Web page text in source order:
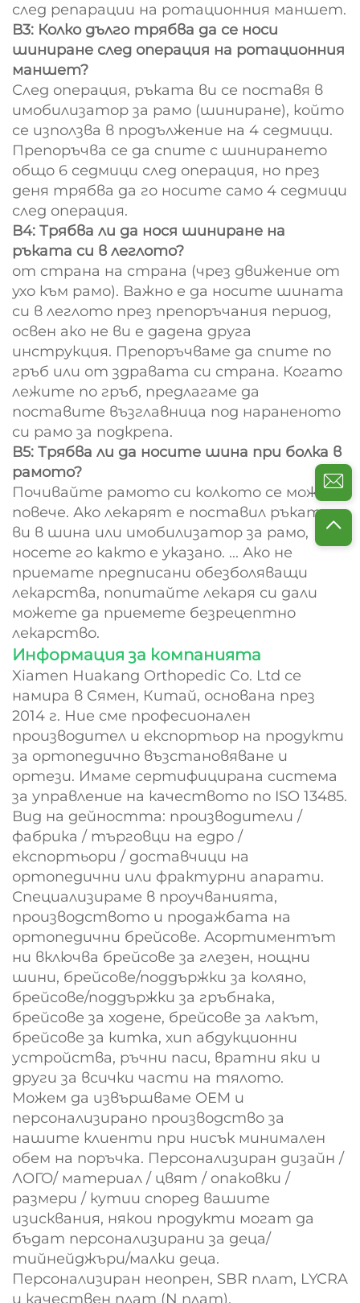
след репарации на ротационния маншет.
В3: Колко дълго трябва да се носи
шиниране след операция на ротационния
маншет?
След операция, ръката ви се поставя в
имобилизатор за рамо (шиниране), който
се използва в продължение на 4 седмици.
Препоръчва се да спите с шинирането
общо 6 седмици след операция, но през
деня трябва да го носите само 4 седмици
след операция.
В4: Трябва ли да нося шиниране на
ръката си в леглото?
от страна на страна (чрез движение от
ухо към рамо). Важно е да носите шината
си в леглото през препоръчания период,
освен ако не ви е дадена друга
инструкция. Препоръчваме да спите по
гръб или от здравата си страна. Когато
лежите по гръб, предлагаме да
поставите възглавница под нараненото
си рамо за подкрепа.
В5: Трябва ли да носите шина при болка в
рамото?
Почивайте рамото си колкото се може
повече. Ако лекарят е поставил ръката
ви в шина или имобилизатор за рамо,
носете го както е указано. ... Ако не
приемате предписани обезболяващи
лекарства, попитайте лекаря си дали
можете да приемете безрецептно
лекарство.
Информация за компанията
Xiamen Huakang Orthopedic Co. Ltd се
намира в Сямен, Китай, основана през
2014 г. Ние сме професионален
производител и експортьор на продукти
за ортопедично възстановяване и
ортези. Имаме сертифицирана система
за управление на качеството по ISO 13485.
Вид на дейността: производители /
фабрика / търговци на едро /
експортьори / доставчици на
ортопедични или фрактурни апарати.
Специализираме в проучванията,
производството и продажбата на
ортопедични брейсове. Асортиментът
ни включва брейсове за глезен, нощни
шини, брейсове/поддържки за коляно,
брейсове/поддържки за гръбнака,
брейсове за ходене, брейсове за лакът,
брейсове за китка, хип абдукционни
устройства, ръчни паси, вратни яки и
други за всички части на тялото.
Можем да извършваме OEM и
персонализирано производство за
нашите клиенти при нисък минимален
обем на поръчка. Персонализиран дизайн /
ЛОГО/ материал / цвят / опаковки /
размери / кутии според вашите
изисквания, някои продукти могат да
бъдат персонализирани за деца/
тийнейджъри/малки деца.
Персонализиран неопрен, SBR плат, LYCRA
и качествен плат (N плат),